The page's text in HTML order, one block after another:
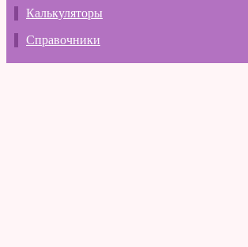
Калькуляторы
Справочники